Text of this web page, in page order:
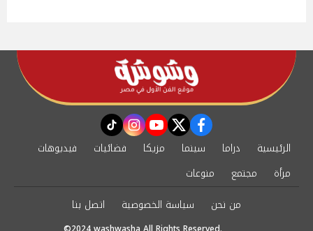
facebook
twitter
youtube
instagram
tiktok
الرئيسية دراما سينما مزيكا فضائيات
فيديوهات
مرأة
مجتمع
منوعات
من نحن
سياسة الخصوصية اتصل بنا